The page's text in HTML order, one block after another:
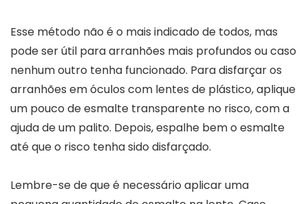
Esse método não é o mais indicado de todos, mas
pode ser útil para arranhões mais profundos ou caso
nenhum outro tenha funcionado. Para disfarçar os
arranhões em óculos com lentes de plástico, aplique
um pouco de esmalte transparente no risco, com a
ajuda de um palito. Depois, espalhe bem o esmalte
até que o risco tenha sido disfarçado.
Lembre-se de que é necessário aplicar uma